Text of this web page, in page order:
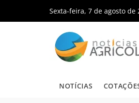
Sexta-feira, 7 de agosto de
NOTÍCIAS